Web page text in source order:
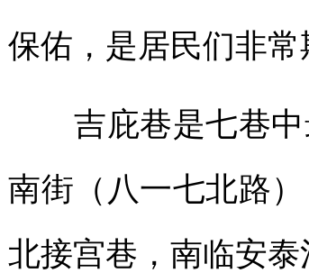
保佑，是居民们非常
吉庇巷是七巷中
南街（八一七北路
北接宫巷，南临安泰